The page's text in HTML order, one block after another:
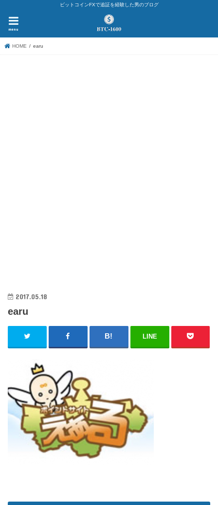
ビットコインFXで追証を経験した男のブログ
menu
HOME earu
2017.05.18
earu
LINE